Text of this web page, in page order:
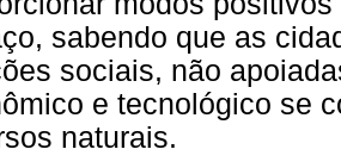
sabendo que as
sociais, não
e tecnológico se
naturais.